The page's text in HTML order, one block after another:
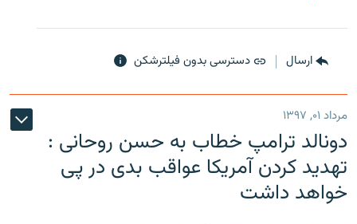
ارسال دسترسی بدون فیلترشکن
مرداد ۰۱, ۱۳۹۷
دونالد ترامپ خطاب به حسن روحانی :
تهدید کردن آمریکا عواقب بدی در پی
خواهد داشت